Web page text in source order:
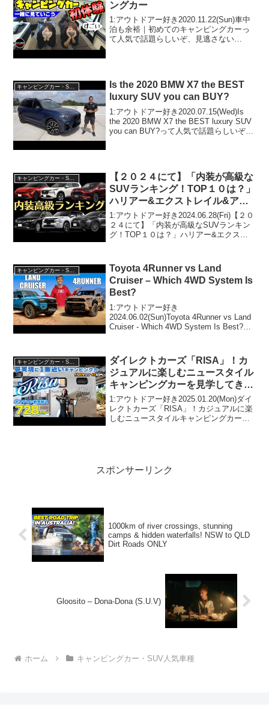
ングカー
1:アウトドアー好き2020.11.22(Sun)車中
泊も余裕｜初めてのキャンピングカーっ
て人気で話題らしいぞ、見逃さない
Is the 2020 BMW X7 the BEST
luxury SUV you can BUY?
1:アウトドアー好き2020.07.15(Wed)Is
the 2020 BMW X7 the BEST luxury SUV
you can BUY?って人気で話題らしいぞ、
キャンピングカー・SUV人気車種
【２０２４にて】「内装が高級な
SUVランキング！TOP１０は？」
ハリアー&エクストレイル&アウ
トランダー&ZR-V&クラウンスポ
ーツ&NXなど！YUSAがおすすめ
SUVたちを詳しくインテリアレビ
1:アウトドアー好き2024.06.28(Fri)【２０
２４にて】「内装が高級なSUVランキン
グ！TOP１０は？」ハリアー&エクスト
SUVたちを詳しくインテリア...
Toyota 4Runner vs Land
Cruiser – Which 4WD System Is
Best?
1:アウトドアー好き
2024.06.02(Sun)Toyota 4Runner vs Land
Cruiser - Which 4WD System Is Best?っ
ダイレクトカーズ「RISA」！カ
ジュアルに楽しむニュースタイル
キャンピングカーを見学してき
た！
1:アウトドアー好き2025.01.20(Mon)ダイ
レクトカーズ「RISA」！カジュアルに楽
しむニュースタイルキャンピングカーを
スポンサーリンク
1000km of river crossings, stunning
camps & hidden waterfalls! NSW to QLD
Dirt Roads ONLY
Gloosito – Dona-Dona (S.U.V)
ホーム キャンピングカー・SUV人気車種